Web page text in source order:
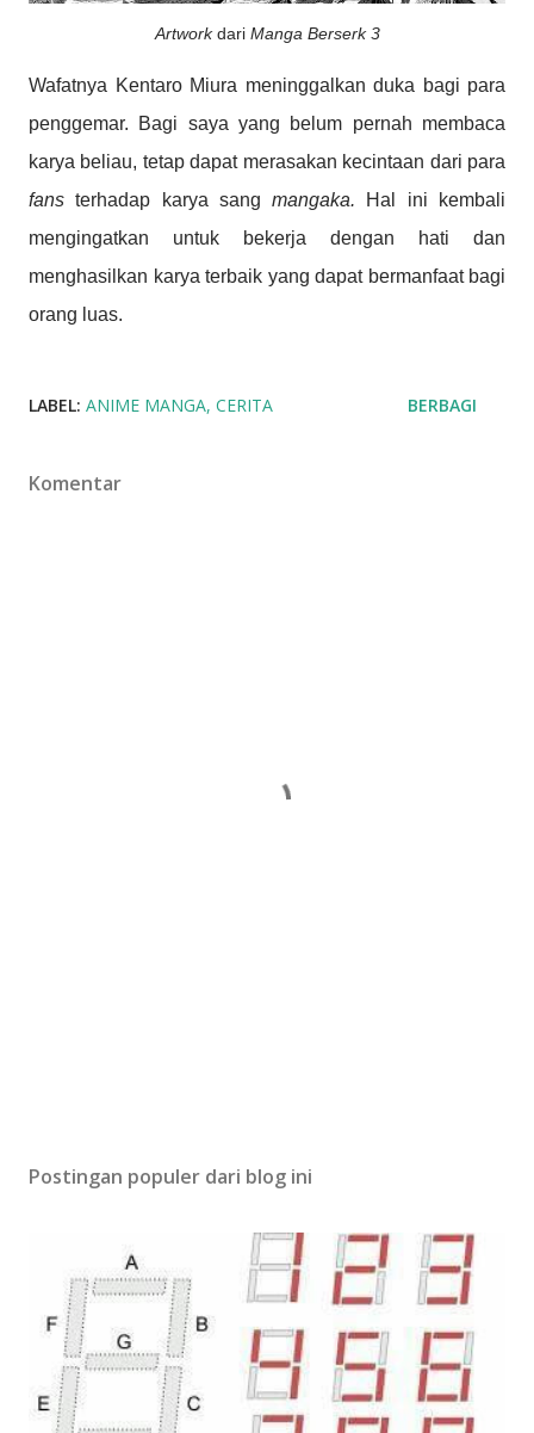
Artworkdari Manga Berserk 3
Wafatnya Kentaro Miura meninggalkan duka bagi para
penggemar. Bagi saya yang belum pernah membaca
karya beliau, tetap dapat merasakan kecintaan dari para
fansterhadap karya sangmangaka. Hal ini kembali
mengingatkan untuk bekerja dengan hati dan
menghasilkan karya terbaik yang dapat bermanfaat bagi
orang luas.
LABEL: ANIME MANGA CERITA BERBAGI
Komentar
Postingan populer dari blog ini